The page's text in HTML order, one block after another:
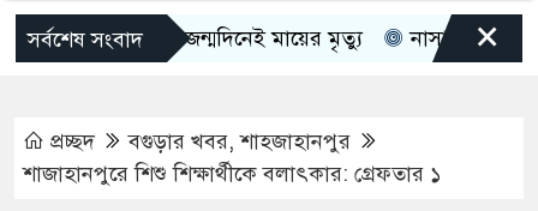
সর্বশেষ সংবাদ
মেয়ের জন্মদিনেই মায়ের মৃত্যু নাসার মহাকাশ ×
প্রচ্ছদ বগুড়ার খবর,শাহজাহানপুর
শাজাহানপুরে শিশু শিক্ষার্থীকে বলাৎকার: গ্রেফতার ১